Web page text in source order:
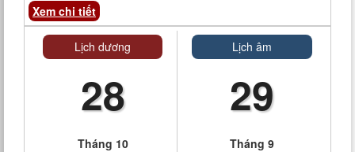
Xem chi tiết
Lịch dương
28
Tháng 10
Lịch âm
29
Tháng 9